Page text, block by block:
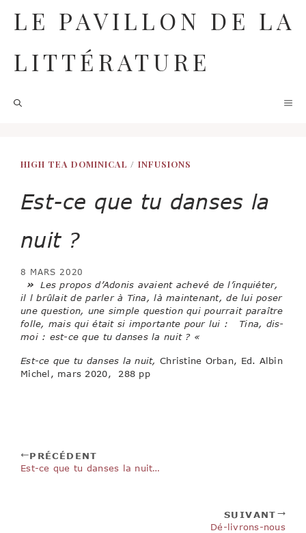
contenu
LE PAVILLON DE LA
LITTÉRATURE
HIGH TEA DOMINICAL / INFUSIONS
Est-ce que tu danses la
nuit ?
8 MARS 2020
»
Les propos d’Adonis avaient achevé de l’inquiéter,
il l brûlait de parler à Tina, là maintenant, de lui poser
une question, une simple question qui pourrait paraître
folle, mais qui était si importante pour lui : Tina, dis-
moi : est-ce que tu danses la nuit ? «
Est-ce que tu danses la nuit, Christine Orban, Ed. Albin
Michel, mars 2020, 288 pp
PRÉCÉDENT
Est-ce que tu danses la nuit…
SUIVANT
Dé-livrons-nous